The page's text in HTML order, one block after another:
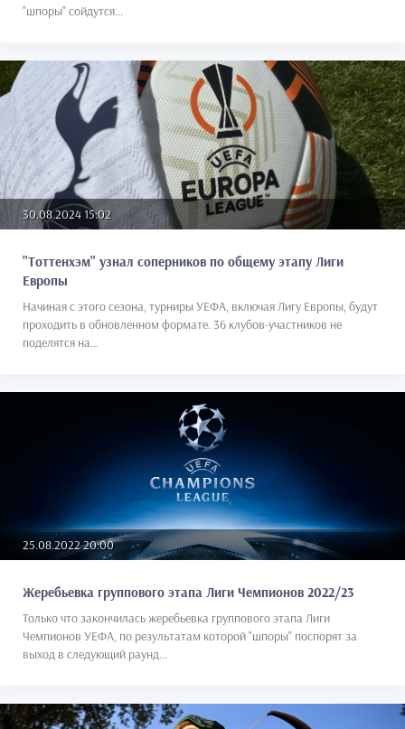
"шпоры" сойдутся...
30.08.2024 15:02
"Тоттенхэм" узнал соперников по общему этапу Лиги
Европы
Начиная с этого сезона, турниры УЕФА, включая Лигу Европы, будут
проходить в обновленном формате. 36 клубов-участников не
поделятся на...
25.08.2022 20:00
Жеребьевка группового этапа Лиги Чемпионов 2022/23
Только что закончилась жеребьевка группового этапа Лиги
Чемпионов УЕФА, по результатам которой "шпоры" поспорят за
выход в следующий раунд...